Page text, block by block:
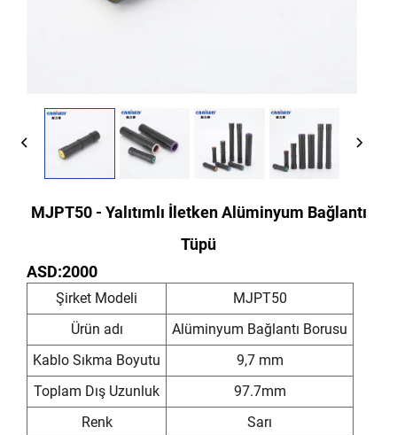
MJPT50 - Yalıtımlı İletken Alüminyum Bağlantı
Tüpü
ASD:2000
Şirket Modeli
MJPT50
Ürün adı
Alüminyum Bağlantı Borusu
Kablo Sıkma Boyutu
9,7 mm
Toplam Dış Uzunluk
97.7mm
Renk
Sarı